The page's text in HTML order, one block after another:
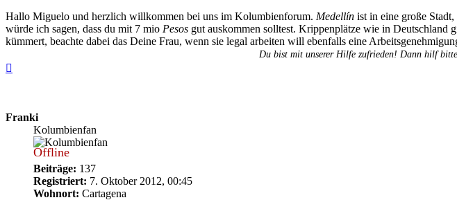
Hallo Miguelo und herzlich willkommen bei uns im Kolumbienforum. Medellín ist in eine große
würde ich sagen, dass du mit 7 mio Pesos gut auskommen solltest. Krippenplätze wie in Deutschland
kümmert, beachte dabei das Deine Frau, wenn sie legal arbeiten will ebenfalls eine
Du bist mit unserer Hilfe zufrieden! Dann hilf
Franki
Kolumbienfan
Offline
Beiträge: 137
Registriert: 7. Oktober 2012, 00:45
Wohnort: Cartagena